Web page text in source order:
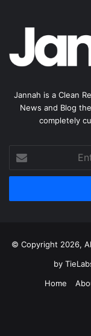
Jannah is a Clean
News and Blog
completely
your
Email
© Copyright 2026,
by
Home